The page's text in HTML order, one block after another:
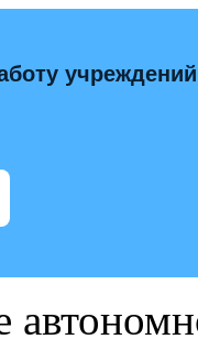
учреждений